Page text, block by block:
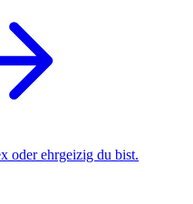
oder ehrgeizig du bist.